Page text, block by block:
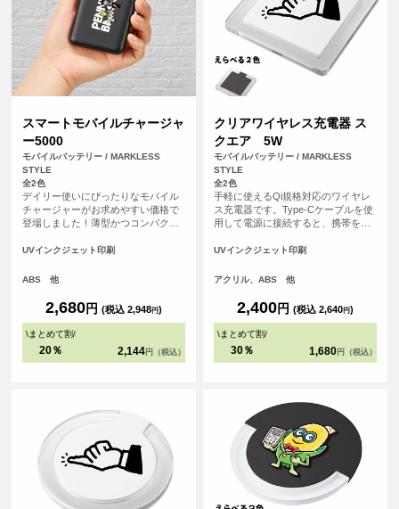
スマートモバイルチャージャ
ー5000
モバイルバッテリー / MARKLESS
STYLE
全2色
デイリー使いにぴったりなモバイル
チャージャーがお求めやすい価格で
登場しました！薄型かつコンパクト
持ち運びに便利です。側面には残量
に残量の確認ができる仕様です。ま
いるため、2台同時充電も可能です。
<br> ※本製品はケーブルは付属して
おりません。お手持ちのケーブルを
UVインクジェット印刷
ABS 他
2,680円 (税込 2,948円)
\まとめて割/
20％ 2,144 円（税込）
クリアワイヤレス充電器 ス
クエア 5W
モバイルバッテリー / MARKLESS
STYLE
全2色
手軽に使えるQi規格対応のワイヤレ
ス充電器です。Type-Cケーブルを使
用して電源に接続すると、携帯を置
青いライトが輝き、外側のアクリル
美しく彩ります。
UVインクジェット印刷
アクリル、ABS 他
2,400円 (税込 2,640円)
\まとめて割/
30％ 1,680 円（税込）